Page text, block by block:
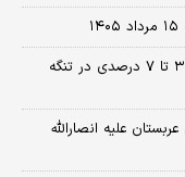
رویترز: ایران و عمان برای تعیین تعرفه ترانزیت ۳ تا ۷ درصدی در تنگه
علیه انصارالله